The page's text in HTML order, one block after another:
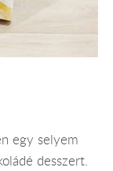
egy selyem
desszert.